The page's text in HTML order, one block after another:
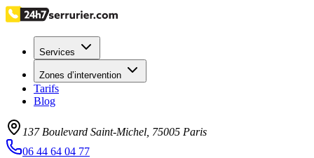
Services
Zones d’intervention
Tarifs
Blog
137 Boulevard Saint-Michel 75005 Paris
06 44 64 04 77